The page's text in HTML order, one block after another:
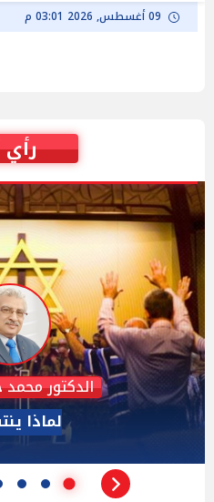
09 أغسطس, 2026 03:01 م
رأي
الدكتور عبد الحليم
مفاوضات